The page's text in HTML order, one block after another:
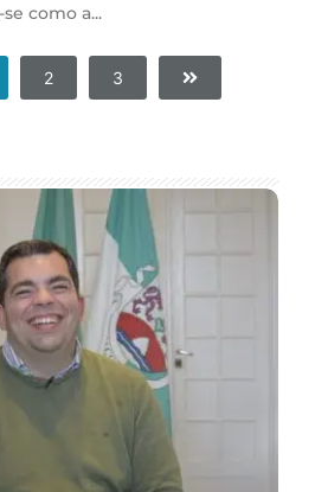
como a...
2 3